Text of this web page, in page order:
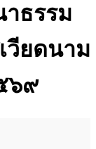
ธรรม
วียดนาม
๖๙